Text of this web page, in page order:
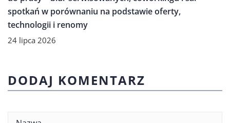
spotkań w porównaniu na podstawie oferty,
technologii i renomy
24 lipca 2026
DODAJ KOMENTARZ